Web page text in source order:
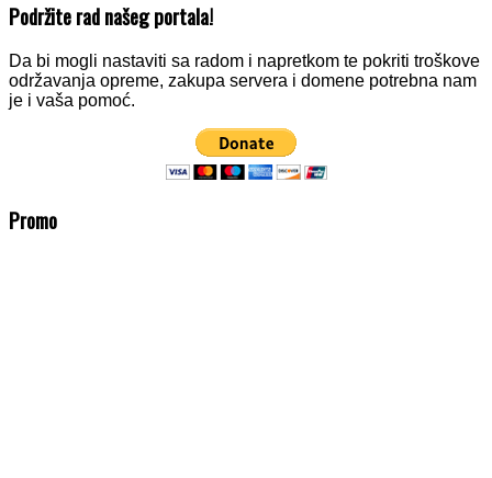
Podržite rad našeg portala!
Da bi mogli nastaviti sa radom i napretkom te pokriti troškove
održavanja opreme, zakupa servera i domene potrebna nam
je i vaša pomoć.
Promo